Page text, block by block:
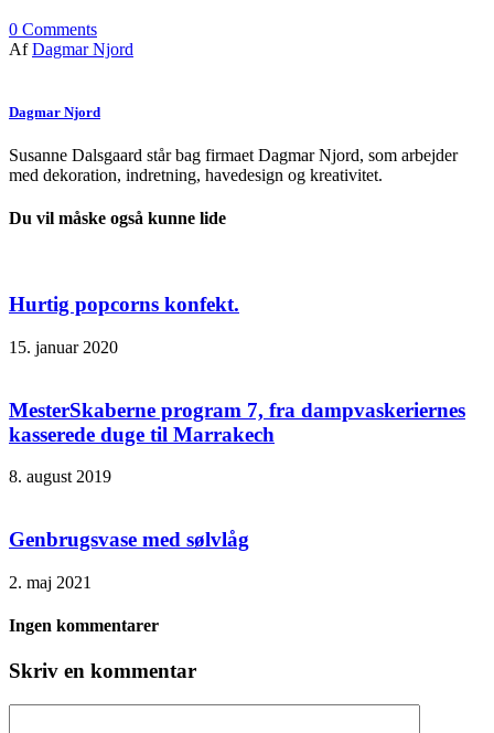
0 Comments
Af Dagmar Njord
Dagmar Njord
Susanne Dalsgaard står bag firmaet Dagmar Njord, som arbejder
med dekoration, indretning, havedesign og kreativitet.
Du vil måske også kunne lide
Hurtig popcorns konfekt.
15. januar 2020
MesterSkaberne program 7, fra dampvaskeriernes
kasserede duge til Marrakech
8. august 2019
Genbrugsvase med sølvlåg
2. maj 2021
Ingen kommentarer
Skriv en kommentar